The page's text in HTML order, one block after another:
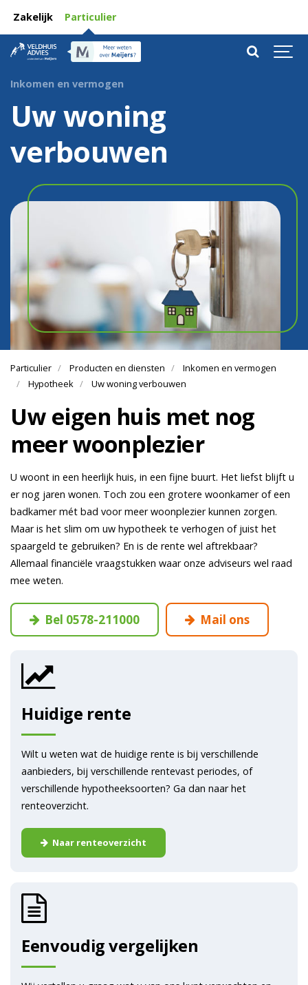
Zakelijk Particulier
Inkomen en vermogen
Uw woning
verbouwen
Particulier Producten en diensten
Inkomen en vermogen
Hypotheek
Uw woning verbouwen
Uw eigen huis met nog
meer woonplezier
U woont in een heerlijk huis, in een fijne buurt. Het liefst blijft u
er nog jaren wonen. Toch zou een grotere woonkamer of een
badkamer mét bad voor meer woonplezier kunnen zorgen.
Maar is het slim om uw hypotheek te verhogen of juist het
spaargeld te gebruiken? En is de rente wel aftrekbaar?
Allemaal financiële vraagstukken waar onze adviseurs wel raad
mee weten.
Bel 0578-211000 Mail ons
Huidige rente
Wilt u weten wat de huidige rente is bij verschillende
aanbieders, bij verschillende rentevast periodes, of
verschillende hypotheeksoorten? Ga dan naar het
renteoverzicht.
Naar renteoverzicht
Eenvoudig vergelijken